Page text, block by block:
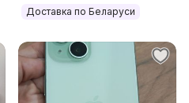
обл.
Доставка по Беларуси